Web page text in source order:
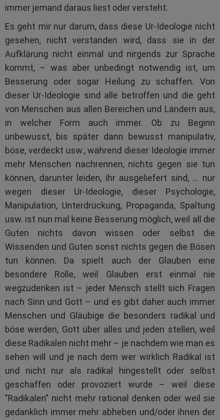
immer jemand daraus liest oder versteht.
Es geht mir nur darum, dass diese Ur-Ideologie nicht
gesehen, nicht verstanden wird, dass sie in der
Aufklärung nicht einmal und nirgends zur Sprache
kommt, – was aber unbedingt notwendig ist, um
Besserung oder sogar Heilung zu schaffen. Von
dieser Ur-Ideologie sind alle betroffen und die geht
von Menschen aus allen Bereichen und Ländern aus,
in welcher Form auch immer. Ob zu Beginn
unbewusst, bis später dann bewusst manipulativ,
böse, verdeckt usw., während dieser Ideologie immer
mehr Menschen nachrennen, nichts gegen sie tun
können, darunter leiden, ihr ausgeliefert sind, … nur
wegen dieser Ur-Ideologie, dieser Psychologie,
Manipulation, Unterdrückung, Propaganda, Spaltung
usw. ist nun mal keine Besserung möglich, weil all die
Guten nichts davon wissen oder selbst die
Wissenden und Guten sonst nichts gegen die Bösen
tun können. Da spielt auch der Glauben eine
besondere Rolle, weil Glauben erst einmal nie
wegzudenken ist – jeder Mensch stellt sich Fragen
nach Sinn und Gott – und es gibt daher auch immer
Menschen und Gläubige die besonders radikal und
böse werden, Gott über alles und jeden stellen, weil
diese Radikalen nicht mehr – je nachdem wie man es
sehen will und je nach dem wer wirklich Radikal ist
und nicht nur als radikal hingestellt oder selbst
geschaffen oder provoziert wurde – weil diese
"Radikalen" nicht mehr rational denken oder weil sie
gedanklich immer mehr abheben und/oder ihnen der